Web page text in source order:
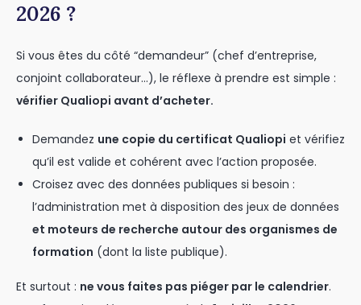
2026 ?
Si vous êtes du côté “demandeur” (chef d’entreprise,
conjoint collaborateur…), le réflexe à prendre est simple :
vérifier Qualiopi avant d’acheter.
Demandez une copie du certificat Qualiopi et vérifiez
qu’il est valide et cohérent avec l’action proposée.
Croisez avec des données publiques si besoin :
l’administration met à disposition des jeux de données
et moteurs de recherche autour des organismes de
formation (dont la liste publique).
Et surtout : ne vous faites pas piéger par le calendrier.